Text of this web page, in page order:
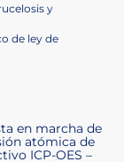
y
de ley de
en marcha de
atómica de
ICP-OES –